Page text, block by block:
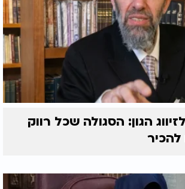
הגון: הסגולה שכל רווק
להכיר